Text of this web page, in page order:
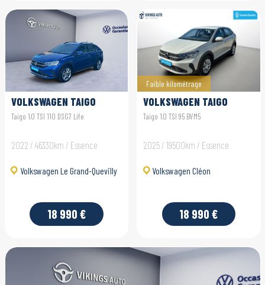
VOLKSWAGEN TAIGO
Taigo 1.0 TSI 110 DSG7 Life
2022 / 46330km / Essence
Volkswagen Le Grand-Quevilly
18 990 €
Faible kilométrage
VOLKSWAGEN TAIGO
Taigo 1.0 TSI 95 BVM5
2025 / 19500km / Essence
Volkswagen Cléon
18 990 €